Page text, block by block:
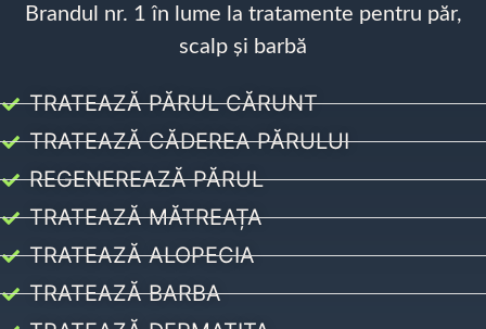
Brandul nr. 1 în lume la tratamente pentru păr,
scalp și barbă
TRATEAZĂ PĂRUL CĂRUNT
TRATEAZĂ CĂDEREA PĂRULUI
REGENEREAZĂ PĂRUL
TRATEAZĂ MĂTREAȚA
TRATEAZĂ ALOPECIA
TRATEAZĂ BARBA